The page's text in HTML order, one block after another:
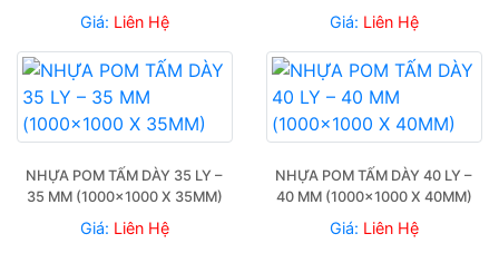
Giá: Liên Hệ Giá: Liên Hệ
NHỰA POM TẤM DÀY 35 LY –
35 MM (1000×1000 X 35MM)
Giá: Liên Hệ
NHỰA POM TẤM DÀY 40 LY –
40 MM (1000×1000 X 40MM)
Giá: Liên Hệ